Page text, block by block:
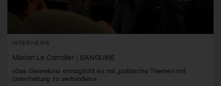
INTERVIEWS
Marion Le Corroller | SANGUINE
«Das Genrekino ermöglicht es mir, politische Themen mit
Unterhaltung zu verbinden.»